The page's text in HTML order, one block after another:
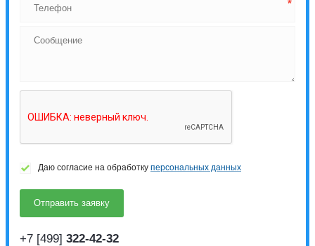
Даю согласие на обработку персональных данных
+7 [499] 322-42-32